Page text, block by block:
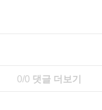
0/0 댓글 더보기